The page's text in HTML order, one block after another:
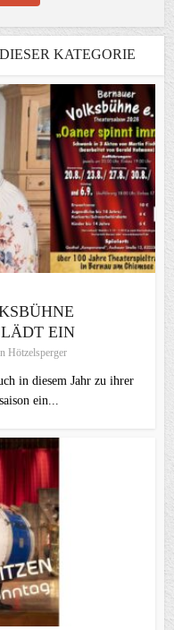
KATEGORIE
EIN
Hötzelsperger
in diesem Jahr zu ihrer
ein...